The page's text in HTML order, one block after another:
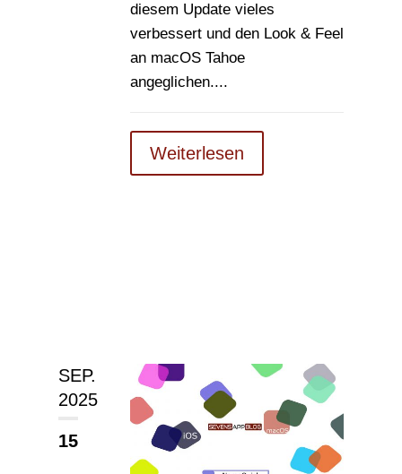
diesem Update vieles
verbessert und den Look & Feel
an macOS Tahoe
angeglichen....
Weiterlesen
SEP.
2025
15